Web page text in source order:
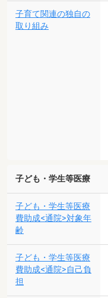
子育て関連の独自の
取り組み
子ども・学生等医療
子ども・学生等医療
費助成<通院>対象年
齢
子ども・学生等医療
費助成<通院>自己負
担